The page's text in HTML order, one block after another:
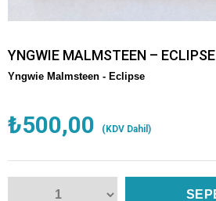
YNGWIE MALMSTEEN – ECLIPSE
Yngwie Malmsteen - Eclipse
₺500,00 (KDV Dahil)